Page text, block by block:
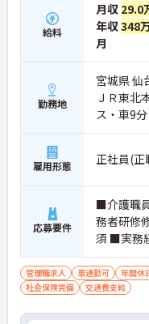
給料
月収 29.0
年収348
月
勤務地
宮城県 仙
ＪＲ東北
ス・車9分
雇用形態 正社員(正
応募要件
■介護職
務者研修
須 ■実務
ずれか）
可)：必須
管理職求人 車通勤可 年間休
社会保険完備
交通費支給